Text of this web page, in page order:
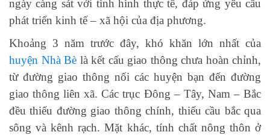
ngày càng sát với tình hình thực tế, đáp ứng yêu cầu
phát triển kinh tế – xã hội của địa phương.
Khoảng 3 năm trước đây, khó khăn lớn nhất của
huyện Nhà Bè là kết cấu giao thông chưa hoàn chỉnh,
từ đường giao thông nối các huyện bạn đến đường
giao thông liên xã. Các trục Đông – Tây, Nam – Bắc
đều thiếu đường giao thông chính, thiếu cầu bắc qua
sông và kênh rạch. Mặt khác, tính chất nông thôn ở